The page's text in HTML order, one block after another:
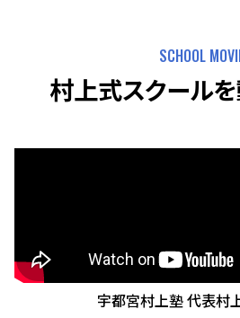
SCHOOL
村上式スクール
宇都宮村上塾 代表村